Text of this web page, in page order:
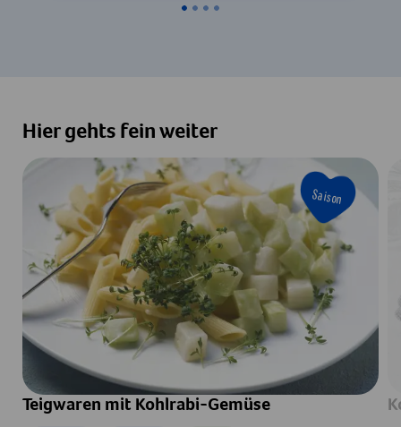
Hier gehts fein weiter
Saison
Teigwaren mit Kohlrabi-Gemüse